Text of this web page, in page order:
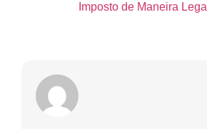
Imposto de Maneira Legal